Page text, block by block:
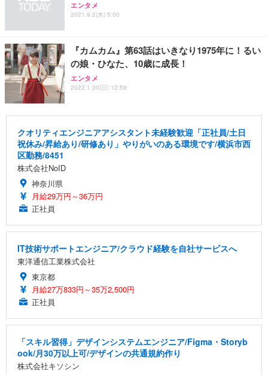
エンタメ
2021.9.2(木) 5:00
『カムカム』第63話はいきなり1975年に！るい
の娘・ひなた、10歳に成長！
エンタメ
2022.1.30(日) 12:59
クオリティエンジニアアシスタント未経験歓迎「正社員/土日
祝休み/昇給あり/研修あり」やりがいのある環境です/横浜市西
区勤務/8451
株式会社NoID
神奈川県
月給29万円～36万円
正社員
IT技術サポートエンジニア/クラウド経験を自社サービスへ
東洋通信工業株式会社
東京都
月給27万833円～35万2,500円
正社員
「スキル習得」デザインシステムエンジニア/Figma・Storyb
ook/月30万以上可/デザインの共通規約作り
株式会社キソシン